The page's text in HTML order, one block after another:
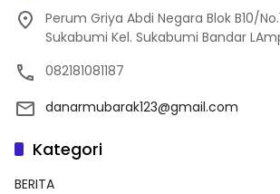
Perum Griya Abdi Negara Blok B10/
Sukabumi Kel. Sukabumi Bandar
082181081187
danarmubarak123@gmail.com
Kategori
BERITA